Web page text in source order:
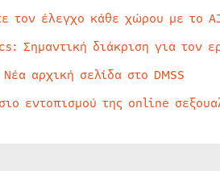
τον έλεγχο κάθε χώρου με το
Σημαντική διάκριση για τον
αρχική σελίδα στο DMSS
εντοπισμού της online